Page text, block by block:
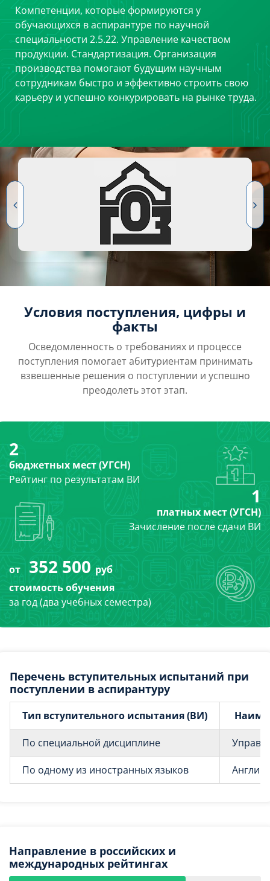
Компетенции, которые формируются у
обучающихся в аспирантуре по научной
специальности 2.5.22. Управление качеством
продукции. Стандартизация. Организация
производства помогают будущим научным
сотрудникам быстро и эффективно строить свою
карьеру и успешно конкурировать на рынке труда.
Условия поступления, цифры и
факты
Осведомленность о требованиях и процессе
поступления помогает абитуриентам принимать
взвешенные решения о поступлении и успешно
преодолеть этот этап.
2
бюджетных мест (УГСН)
Рейтинг по результатам ВИ
1
платных мест (УГСН)
Зачисление после сдачи ВИ
от 352 500 руб
стоимость обучения
за год (два учебных семестра)
Перечень вступительных испытаний при
поступлении в аспирантуру
Тип вступительного испытания (ВИ)
По специальной дисциплине
По одному из иностранных языков
Направление в российских и
международных рейтингах